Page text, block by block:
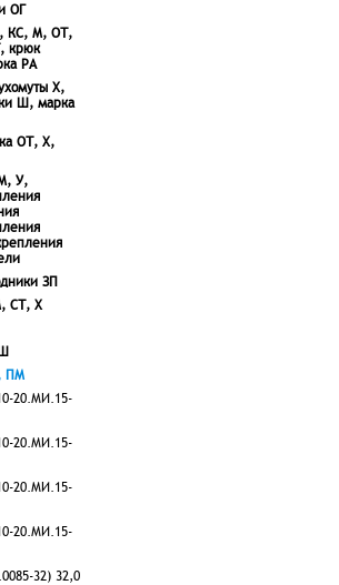
ОГ
КС, М, ОТ,
крюк
РА
Х,
Ш, марка
ОТ, Х,
У,
ЗП
СТ, Х
ПМ
20.МИ.15-
20.МИ.15-
20.МИ.15-
20.МИ.15-
32) 32,0